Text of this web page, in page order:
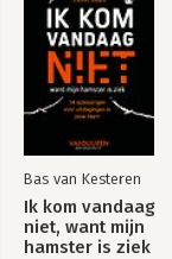
Bas van Kesteren
Ik kom vandaag
niet, want mijn
hamster is ziek